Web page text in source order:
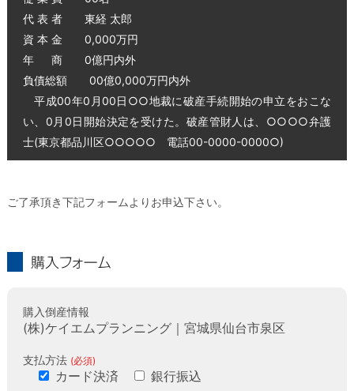
代 表 者 東経 太郎
資 本 金 0,000万円
年 商 0億円内外
負債総額 00億0,000万円内外
平成00年0月00日○○地裁に破産手続開始の申立をおこな
い、0月0日開始決定を受けた。破産管財人は、○○○○弁護
士(東京都品川区○○○○○ 電話00-0000-0000○)
ご了承頂き下記フォームよりお申込下さい。
購入倒産情報
(株)ケイエムプランニング｜宮城県仙台市泉区
支払方法 (必須)
カード決済 銀行振込